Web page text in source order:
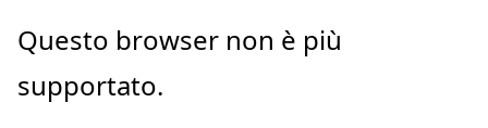
Ignora
passa
Passare
allo
spostamento
Questo browser non è più
supportato.